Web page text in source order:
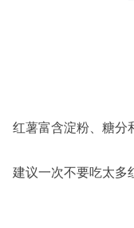
红薯富含淀粉、糖分
建议一次不要吃太多